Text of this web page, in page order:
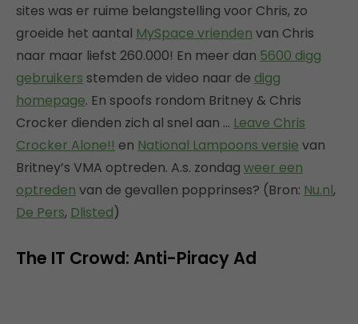
sites was er ruime belangstelling voor Chris, zo
groeide het aantal MySpace vrienden van Chris
naar maar liefst 260.000! En meer dan 5600 digg
gebruikers stemden de video naar de digg
homepage. En spoofs rondom Britney & Chris
Crocker dienden zich al snel aan … Leave Chris
Crocker Alone!! en National Lampoons versie van
Britney’s VMA optreden. A.s. zondag weer een
optreden van de gevallen popprinses? (Bron: Nu.nl,
De Pers, Dlisted)
The IT Crowd: Anti-Piracy Ad